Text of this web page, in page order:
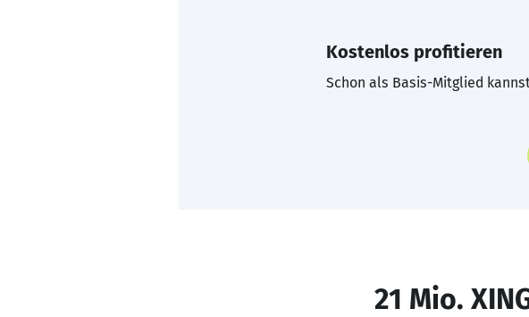
Kostenlos profitieren
Schon als Basis-Mitglied
21 Mio.